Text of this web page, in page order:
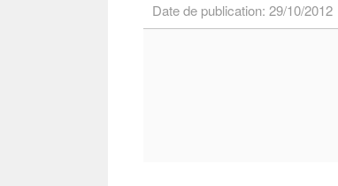
Date de publication: 29/10/2012